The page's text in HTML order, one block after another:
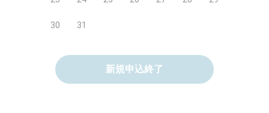
30 31
新規申込終了